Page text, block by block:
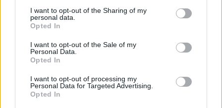
not limited to your visit or usage behaviour. You may click to
grant or deny consent to Google and its third-party tags to
use your data for below specified purposes in below Google
consent section.
I want to opt-out of the Sharing of my
personal data.
Opted In
I want to opt-out of the Sale of my
Personal Data.
Opted In
I want to opt-out of processing my
Personal Data for Targeted Advertising.
Opted In
emergentes y competencias clave
Descubre cómo elegir la mejor opción en STEAM:…
CIENCIA Y TECNOLOGÍA